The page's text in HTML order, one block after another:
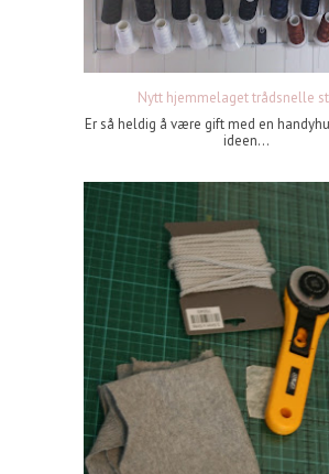
Nytt hjemmelaget trådsnelle
Er så heldig å være gift med en
ideen...